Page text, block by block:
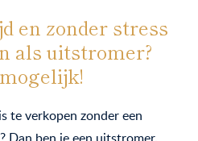
en zonder stress
als uitstromer?
te verkopen zonder een